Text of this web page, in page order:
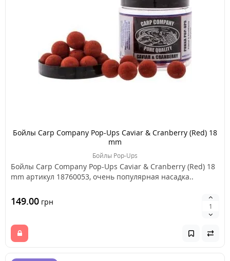
Бойлы Carp Company Pop-Ups Caviar & Cranberry (Red) 18
mm
Бойлы Pop-Ups
Бойлы Carp Company Pop-Ups Caviar & Cranberry (Red) 18
mm артикул 18760053, очень популярная насадка..
149.00 грн